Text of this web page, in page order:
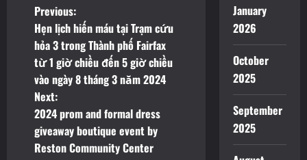
P
o
s
t
n
Previous:
Hẹn lịch hiến máu tại Trạm cứu
hỏa 3 trong Thành phố Fairfax
từ 1 giờ chiều đến 5 giờ chiều
vào ngày 8 tháng 3 năm 2024
Next:
2024 prom and formal dress
giveaway boutique event by
Reston Community Center
January
2026
October
2025
September
2025